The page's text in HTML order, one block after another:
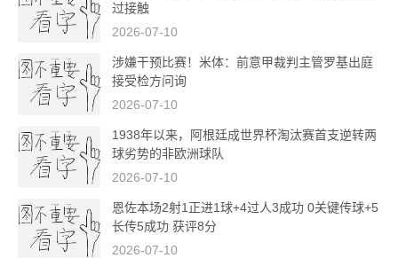
过接触
2026-07-10
涉嫌干预比赛！米体：前意甲裁判主管罗基出庭
接受检方问询
2026-07-10
1938年以来，阿根廷成世界杯淘汰赛首支逆转两
球劣势的非欧洲球队
2026-07-10
恩佐本场2射1正进1球+4过人3成功 0关键传球+5
长传5成功 获评8分
2026-07-10